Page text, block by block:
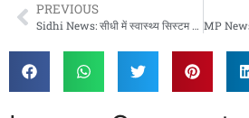
PREVIOUS
Sidhi News: सीधी में स्वास्थ्य सिस्टम पर गंभीर सवाल, एक साल में 53 गर्भवती महिलाओं की मौत